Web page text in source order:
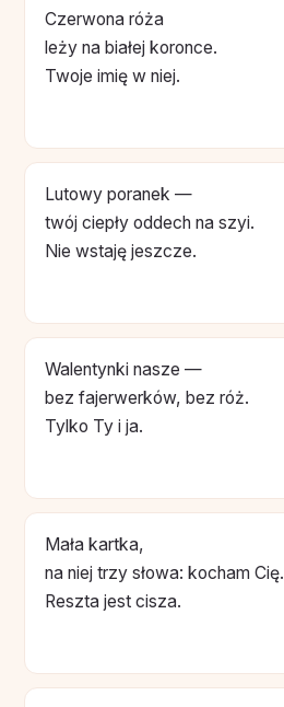
Czerwona róża
leży na białej koronce.
Twoje imię w niej.
Lutowy poranek —
twój ciepły oddech na szyi.
Nie wstaję jeszcze.
Walentynki nasze —
bez fajerwerków, bez róż.
Tylko Ty i ja.
Mała kartka,
na niej trzy słowa: kocham Cię.
Reszta jest cisza.